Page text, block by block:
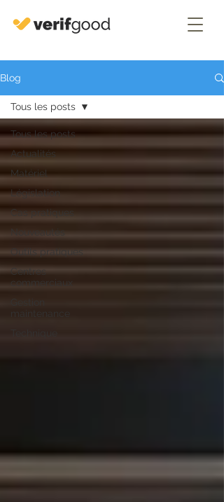
Blog
Tous les posts
Actualités
Matériel
Législation
Cas pratiques
Nouveautés
Outils pratiques
Centres
commerciaux
Tous les posts